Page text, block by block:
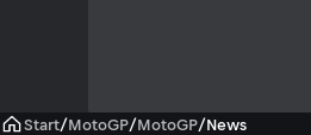
Start/MotoGP/MotoGP/News